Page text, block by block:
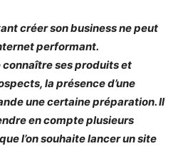
créer son business ne peut
performant.
ses produits et
la présence d’une
une certaine préparation. Il
en compte plusieurs
l’on souhaite lancer un site